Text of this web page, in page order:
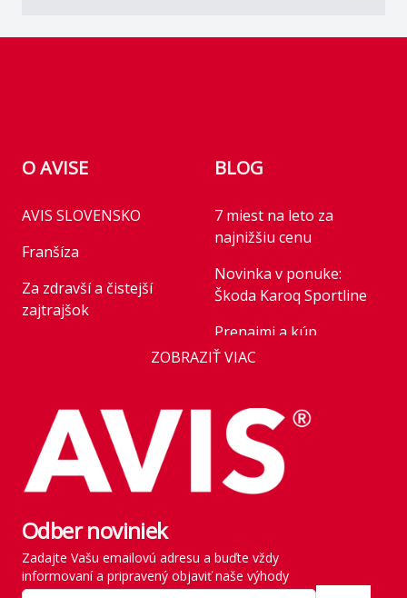
O AVISE
AVIS SLOVENSKO
Franšíza
Za zdravší a čistejší
zajtrajšok
Kariéra
Franchise
Kľúčoví zamestnanci
História
SITE MAP
BLOG
7 miest na leto za
najnižšiu cenu
Novinka v ponuke:
Škoda Karoq Sportline
Prenajmi a kúp
Novinka v ponuke:
Style Plus
Parkovanie pre rastúce
flotily: nové modely
mobility v roku 2026
Vyzdvihnutie vozidla
ZOBRAZIŤ VIAC
Odber noviniek
Zadajte Vašu emailovú adresu a buďte vždy
informovaní a pripravený objaviť naše výhody